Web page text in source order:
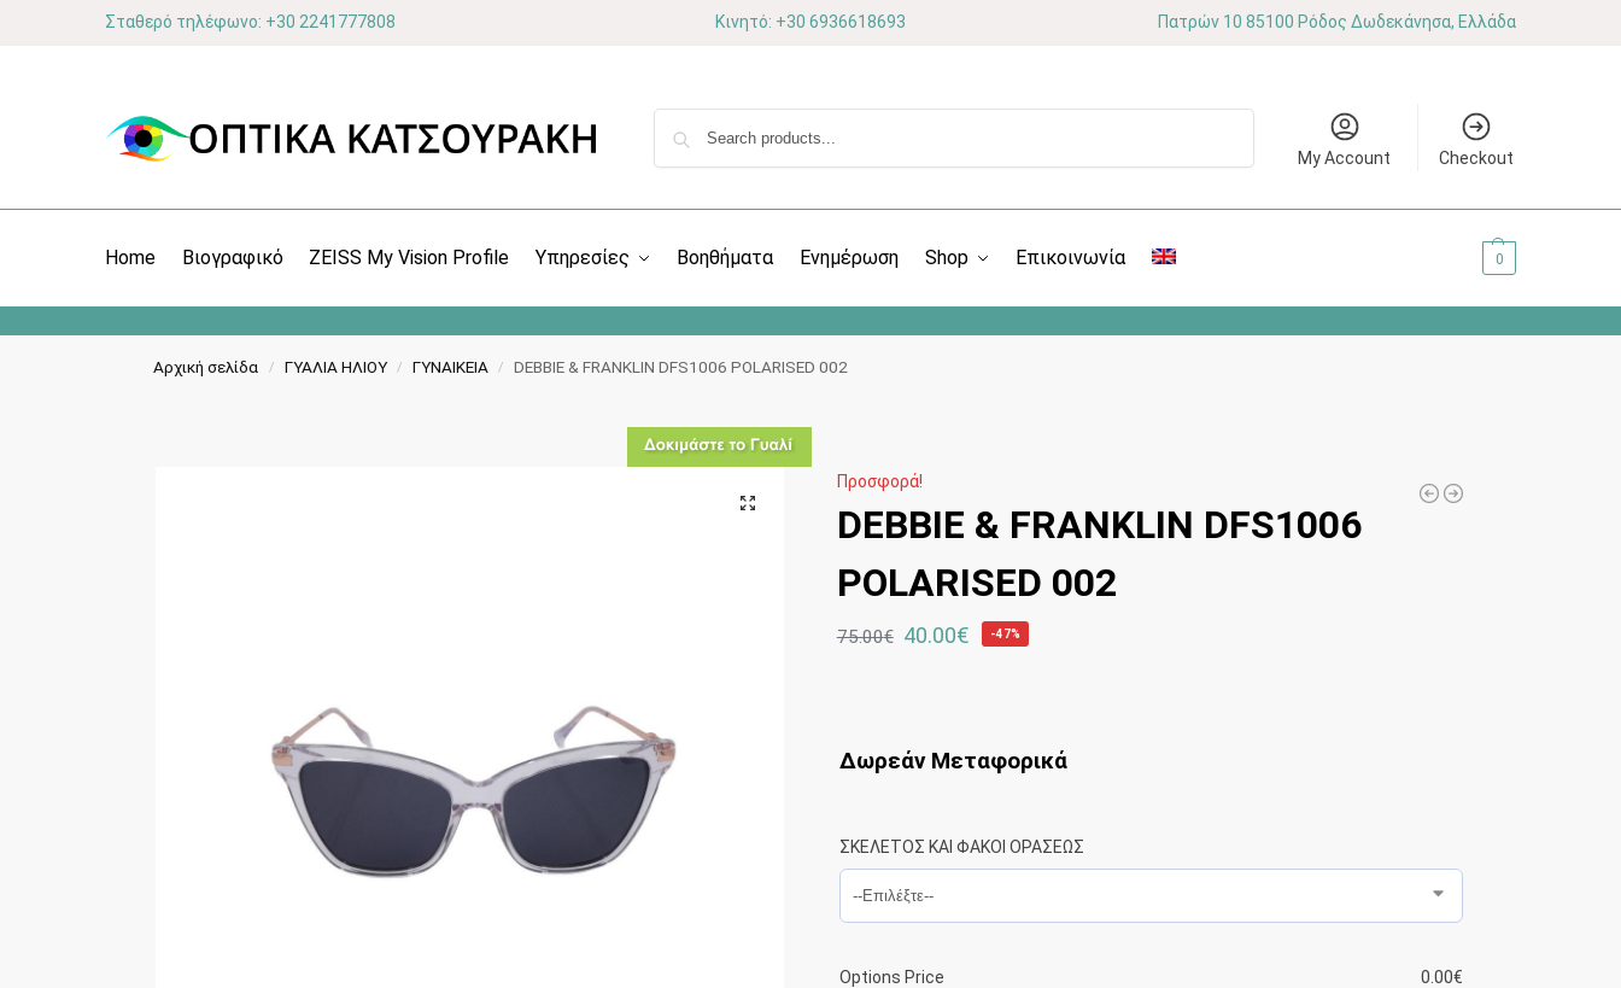
Σταθερό τηλέφωνο: +30 2241777808 Κινητό: +30 6936618693 Πατρών 10 85100 Ρόδος Δωδεκάνησα, Ελλάδα
My Account Checkout
Home Βιογραφικό ZEISS My Vision Profile Υπηρεσίες Βοηθήματα Ενημέρωση Shop Επικοινωνία 0
Αρχική σελίδα / ΓΥΑΛΙΑ ΗΛΙΟΥ / ΓΥΝΑΙΚΕΙΑ / DEBBIE & FRANKLIN DFS1006 POLARISED 002
Προσφορά!
DEBBIE & FRANKLIN DFS1006
POLARISED 002
75.00€ 40.00€ -47%
Δωρεάν Μεταφορικά
ΣΚΕΛΕΤΟΣ ΚΑΙ ΦΑΚΟΙ ΟΡΑΣΕΩΣ
Options Price 0.00€